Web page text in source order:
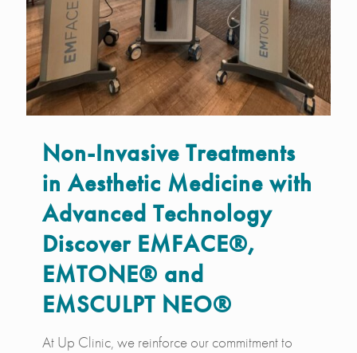
Non-Invasive Treatments
in Aesthetic Medicine with
Advanced Technology
Discover EMFACE®,
EMTONE® and
EMSCULPT NEO®
At Up Clinic, we reinforce our commitment to